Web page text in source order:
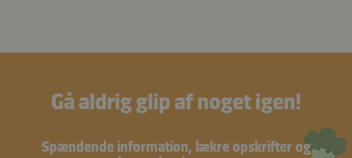
Gå aldrig glip af noget igen!
Spændende information, lækre opskrifter og